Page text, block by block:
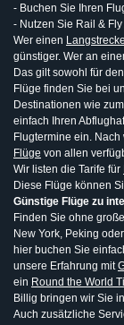
- Buchen Sie Ihren
- Nutzen Sie Rail &
Wer einen
günstiger. Wer an
Das gilt sowohl für
Flüge finden Sie bei
Destinationen wie
einfach Ihren
Flugtermine ein.
Flüge von allen
Wir listen die Tarife für
Diese Flüge können
Günstige Flüge zu
Finden Sie ohne
New York, Peking
hier buchen Sie
unsere Erfahrung mit
ein Round the World
Billig bringen wir Sie
Auch zusätzliche